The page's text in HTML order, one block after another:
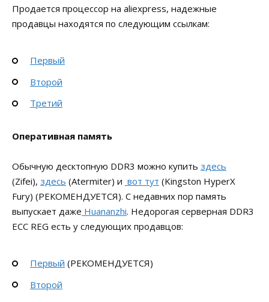
Продается процессор на aliexpress, надежные
продавцы находятся по следующим ссылкам:
Первый
Второй
Третий
Оперативная память
Обычную десктопную DDR3 можно купить здесь
(Zifei), здесь (Atermiter) и вот тут (Kingston HyperX
Fury) (РЕКОМЕНДУЕТСЯ). С недавних пор память
выпускает даже Huananzhi. Недорогая серверная DDR3
ECC REG есть у следующих продавцов:
Первый (РЕКОМЕНДУЕТСЯ)
Второй